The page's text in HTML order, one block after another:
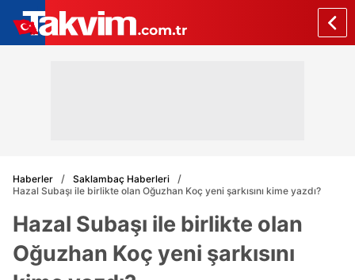
Haberler
Saklambaç Haberleri
Hazal Subaşı ile birlikte olan Oğuzhan Koç yeni şarkısını kime yazdı?
Hazal Subaşı ile birlikte olan
Oğuzhan Koç yeni şarkısını